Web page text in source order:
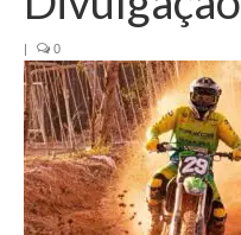
Currículo
| 0